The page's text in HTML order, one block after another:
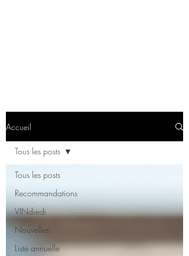
Accueil
Tous les posts
Recommandations
VINdredi
Nouvelles
Liste annuelle
Tous les posts